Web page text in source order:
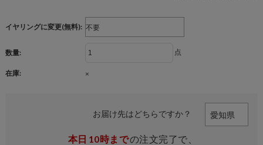
イヤリングに変更(無料):
数量: 点
在庫: ×
お届け先はどちらですか？
本日 10時までの注文完了で、